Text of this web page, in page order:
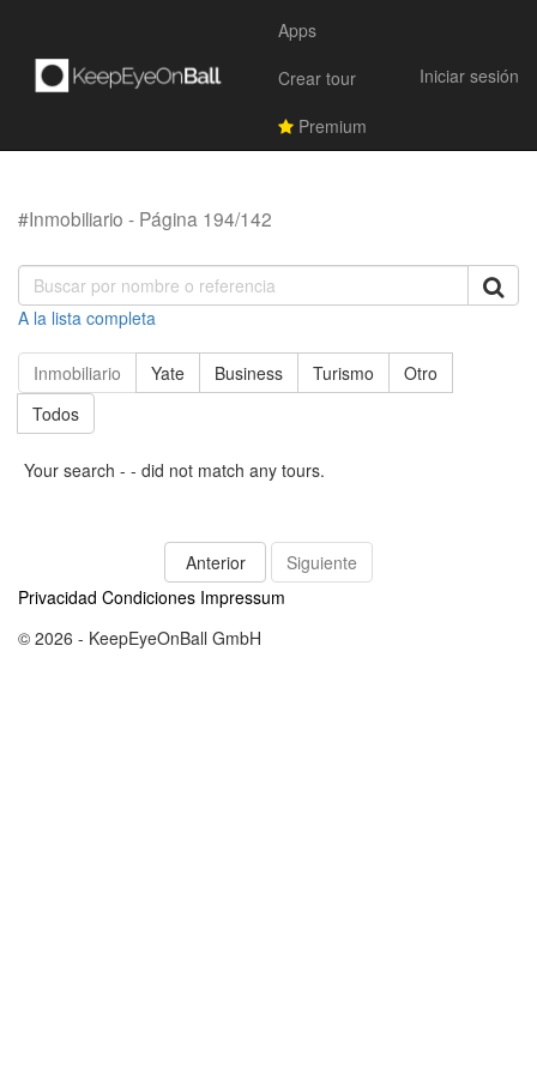
Apps
Crear tour
Premium
Iniciar sesión
#Inmobiliario - Página 194/142
A la lista completa
Inmobiliario Yate Business Turismo
Otro
Todos
Your search - - did not match any tours.
Anterior
Siguiente
Privacidad Condiciones Impressum
© 2026 - KeepEyeOnBall GmbH